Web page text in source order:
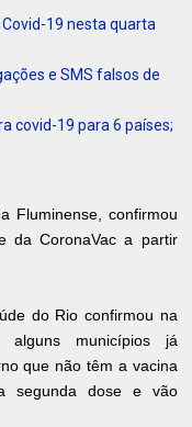
19 nesta quarta
e SMS falsos de
covid-19 para 6 países;
Fluminense, confirmou
da CoronaVac a partir
do Rio confirmou na
alguns municípios já
que não têm a vacina
segunda dose e vão